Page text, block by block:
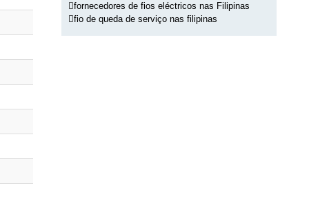
fornecedores de fios eléctricos nas Filipinas
fio de queda de serviço nas filipinas